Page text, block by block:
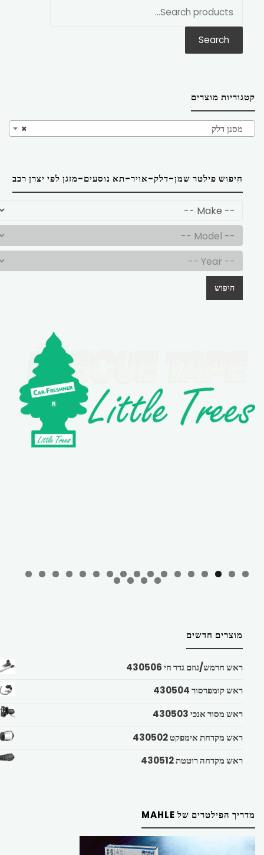
Search
קטגוריות מוצרים
× מסנן דלק
חיפוש פילטר שמן-דלק-אויר-תא נוסעים-מזגן לפי יצרן רכב
חיפוש
מוצרים חדשים
ראש חרמש/גוזם גדר חי 430506
ראש קומפרסור 430504
ראש מסור אנכי 430503
ראש מקדחת אימפקט 430502
ראש מקדחה רוטטת 430512
מדריך הפילטרים של MAHLE